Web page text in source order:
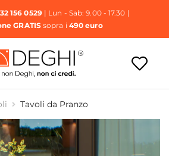
156 0529| Lun - Sab: 9.00 - 17.30 |
GRATISsopra i 490 euro
Tavoli da Pranzo